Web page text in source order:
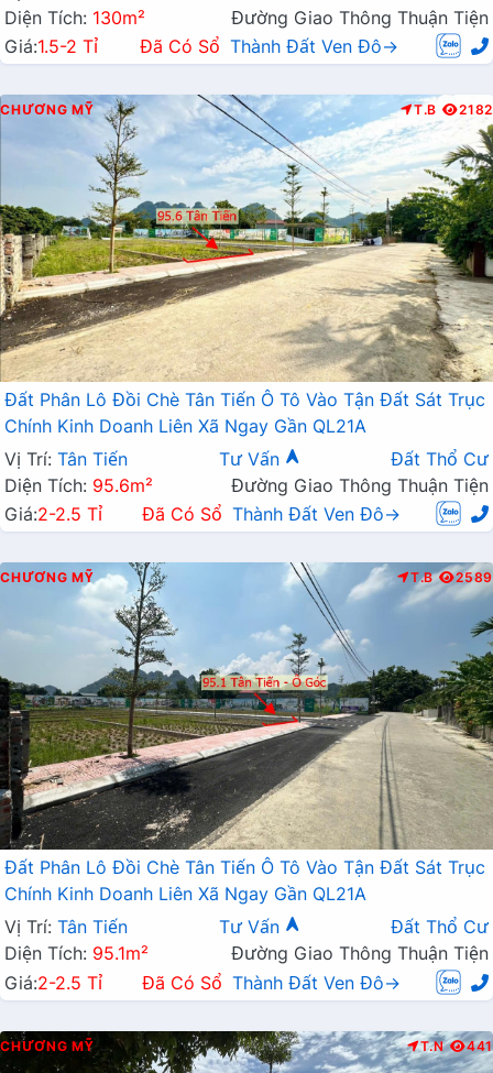
Diện Tích: 130m²
Đường Giao Thông Thuận Tiện
Giá:1.5-2 Tỉ Đã Có Sổ Thành Đất Ven Đô→
CHƯƠNG MỸ T.B 2182
Đất Phân Lô Đồi Chè Tân Tiến Ô Tô Vào Tận Đất Sát Trục
Chính Kinh Doanh Liên Xã Ngay Gần QL21A
Vị Trí: Tân Tiến Tư Vấn
Đất Thổ Cư
Diện Tích: 95.6m²
Đường Giao Thông Thuận Tiện
Giá:2-2.5 Tỉ Đã Có Sổ Thành Đất Ven Đô→
CHƯƠNG MỸ T.B 2589
Đất Phân Lô Đồi Chè Tân Tiến Ô Tô Vào Tận Đất Sát Trục
Chính Kinh Doanh Liên Xã Ngay Gần QL21A
Vị Trí: Tân Tiến Tư Vấn
Đất Thổ Cư
Diện Tích: 95.1m²
Đường Giao Thông Thuận Tiện
Giá:2-2.5 Tỉ Đã Có Sổ Thành Đất Ven Đô→
CHƯƠNG MỸ T.N 441